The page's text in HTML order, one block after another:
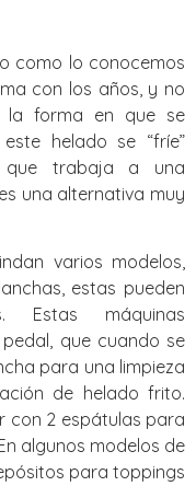
como lo conocemos
con los años, y no
la forma en que se
helado se “fríe”
que trabaja a una
una alternativa muy
varios modelos,
estas pueden
Estas máquinas
que cuando se
para una limpieza
de helado frito.
con 2 espátulas para
algunos modelos de
para toppings